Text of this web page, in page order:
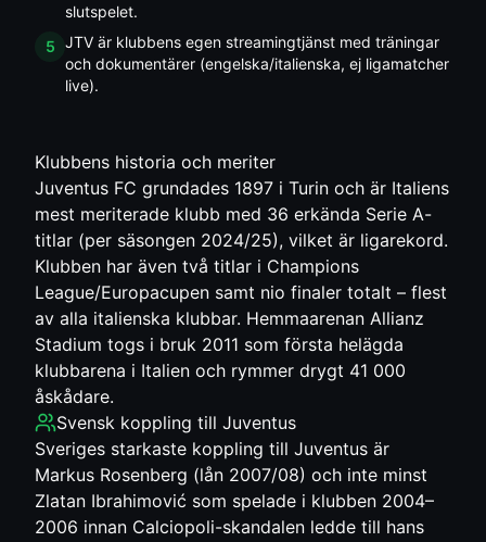
slutspelet.
5 JTV är klubbens egen streamingtjänst med träningar
och dokumentärer (engelska/italienska, ej ligamatcher
live).
Klubbens historia och meriter
Juventus FC grundades 1897 i Turin och är Italiens
mest meriterade klubb med 36 erkända Serie A-
titlar (per säsongen 2024/25), vilket är ligarekord.
Klubben har även två titlar i Champions
League/Europacupen samt nio finaler totalt – flest
av alla italienska klubbar. Hemmaarenan Allianz
Stadium togs i bruk 2011 som första helägda
klubbarena i Italien och rymmer drygt 41 000
åskådare.
Svensk koppling till Juventus
Sveriges starkaste koppling till Juventus är
Markus Rosenberg (lån 2007/08) och inte minst
Zlatan Ibrahimović som spelade i klubben 2004–
2006 innan Calciopoli-skandalen ledde till hans